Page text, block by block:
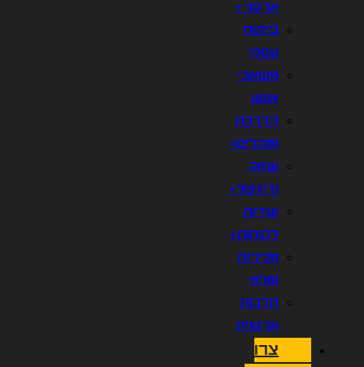
ארגוני +
פיתוח
עסקי
משאבי
אנוש
הדרכת
מנהלים+
שיווק
ודיגיטל+
שירות
לקוחות+
מכירות
ומו"מ
תרבות
ארגונית
צרו